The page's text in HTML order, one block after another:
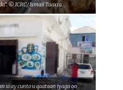
© ICRC/ Ismail Taaxta.
si ay cunto u qaataan iyaga oo